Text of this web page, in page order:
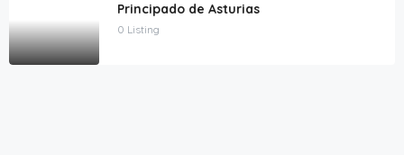
Principado de Asturias
0 Listing